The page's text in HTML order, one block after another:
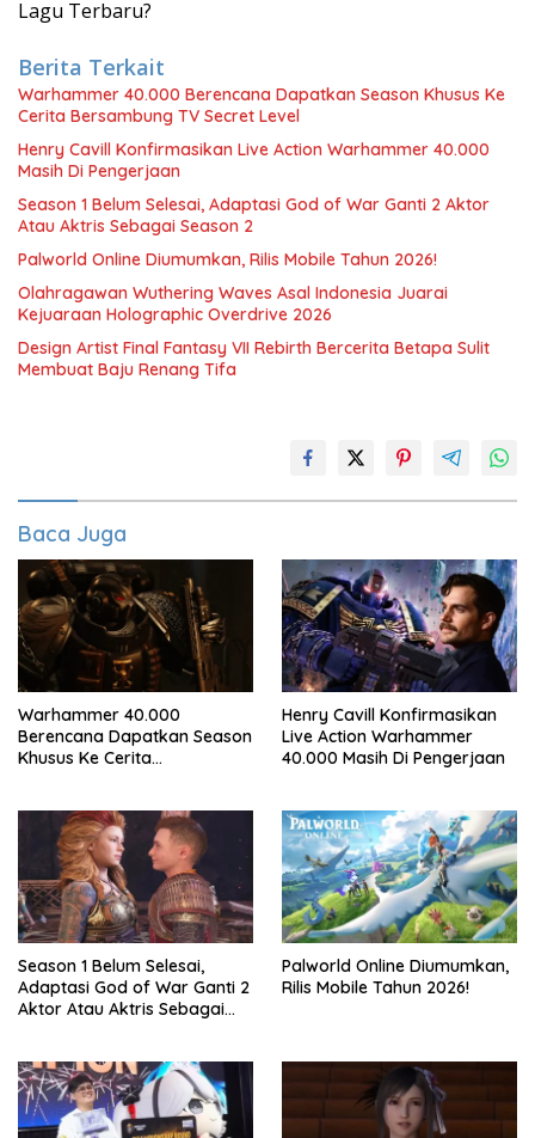
Lagu Terbaru?
Berita Terkait
Warhammer 40.000 Berencana Dapatkan Season Khusus Ke
Cerita Bersambung TV Secret Level
Henry Cavill Konfirmasikan Live Action Warhammer 40.000
Masih Di Pengerjaan
Season 1 Belum Selesai, Adaptasi God of War Ganti 2 Aktor
Atau Aktris Sebagai Season 2
Palworld Online Diumumkan, Rilis Mobile Tahun 2026!
Olahragawan Wuthering Waves Asal Indonesia Juarai
Kejuaraan Holographic Overdrive 2026
Design Artist Final Fantasy VII Rebirth Bercerita Betapa Sulit
Membuat Baju Renang Tifa
Baca Juga
Warhammer 40.000
Berencana Dapatkan Season
Khusus Ke Cerita
Henry Cavill Konfirmasikan
Live Action Warhammer
40.000 Masih Di Pengerjaan
Season 1 Belum Selesai,
Adaptasi God of War Ganti 2
Aktor Atau Aktris Sebagai
Palworld Online Diumumkan,
Rilis Mobile Tahun 2026!